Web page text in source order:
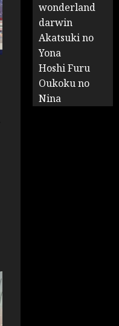
wonderland
darwin
Akatsuki no
Yona
Hoshi Furu
Oukoku no
Nina